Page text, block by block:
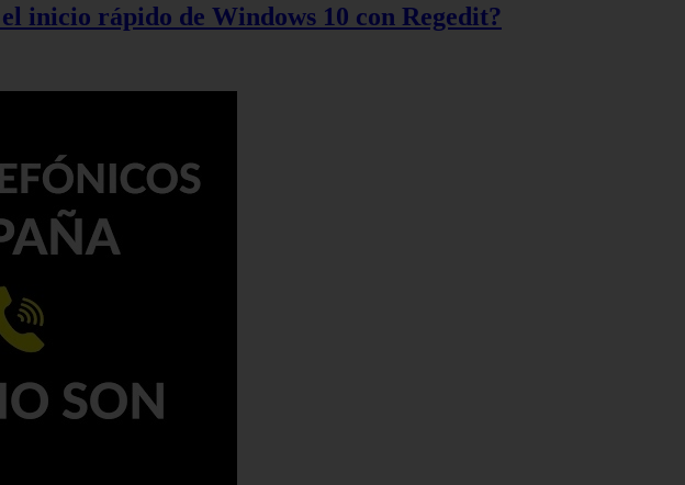
inicio rápido de Windows 10 con Regedit?